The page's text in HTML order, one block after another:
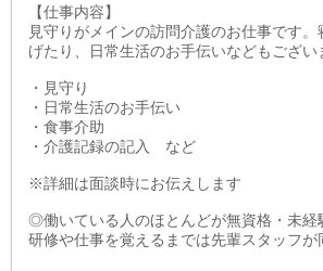
【仕事内容】
見守りがメインの訪問介護のお仕事です。
げたり、日常生活のお手伝いなどもござい
・見守り
・日常生活のお手伝い
・食事介助
・介護記録の記入 など
※詳細は面談時にお伝えします
◎働いている人のほとんどが無資格・未経
研修や仕事を覚えるまでは先輩スタッフが